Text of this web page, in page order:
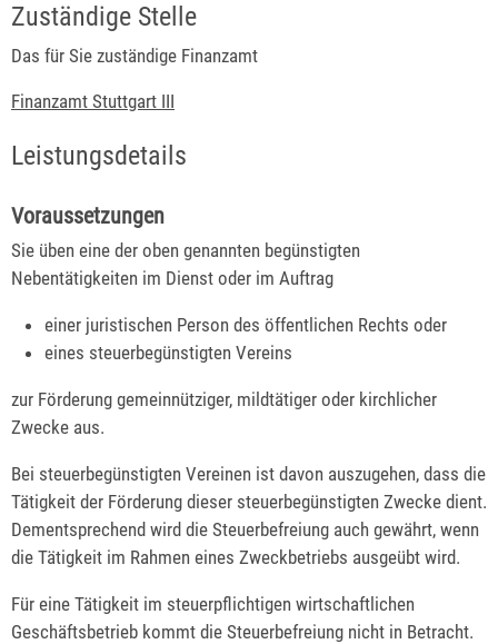
Zuständige Stelle
Das für Sie zuständige Finanzamt
Finanzamt Stuttgart III
Leistungsdetails
Voraussetzungen
Sie üben eine der oben genannten begünstigten
Nebentätigkeiten im Dienst oder im Auftrag
einer juristischen Person des öffentlichen Rechts oder
eines steuerbegünstigten Vereins
zur Förderung gemeinnütziger, mildtätiger oder kirchlicher
Zwecke aus.
Bei steuerbegünstigten Vereinen ist davon auszugehen, dass die
Tätigkeit der Förderung dieser steuerbegünstigten Zwecke dient.
Dementsprechend wird die Steuerbefreiung auch gewährt, wenn
die Tätigkeit im Rahmen eines Zweckbetriebs ausgeübt wird.
Für eine Tätigkeit im steuerpflichtigen wirtschaftlichen
Geschäftsbetrieb kommt die Steuerbefreiung nicht in Betracht.